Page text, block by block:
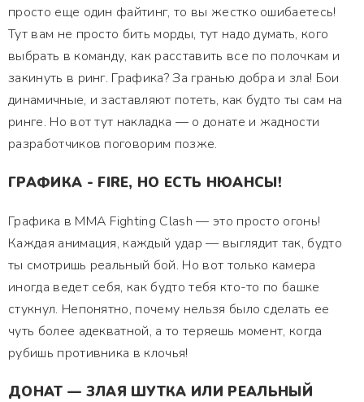
просто еще один файтинг, то вы жестко ошибаетесь!
Тут вам не просто бить морды, тут надо думать, кого
выбрать в команду, как расставить все по полочкам и
закинуть в ринг. Графика? За гранью добра и зла! Бои
динамичные, и заставляют потеть, как будто ты сам на
ринге. Но вот тут накладка — о донате и жадности
разработчиков поговорим позже.
ГРАФИКА - FIRE, НО ЕСТЬ НЮАНСЫ!
Графика в MMA Fighting Clash — это просто огонь!
Каждая анимация, каждый удар — выглядит так, будто
ты смотришь реальный бой. Но вот только камера
иногда ведет себя, как будто тебя кто-то по башке
стукнул. Непонятно, почему нельзя было сделать ее
чуть более адекватной, а то теряешь момент, когда
рубишь противника в клочья!
ДОНАТ — ЗЛАЯ ШУТКА ИЛИ РЕАЛЬНЫЙ